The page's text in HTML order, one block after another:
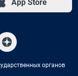
App Store
органов